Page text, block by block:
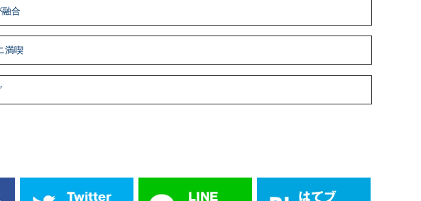
融合
満喫